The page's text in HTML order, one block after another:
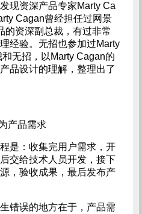
现资深产品专家Marty Ca
Cagan曾经担任过网景
的资深副总裁，有过非常
经验。无招也参加过Marty
无招，以Marty Cagan的
品设计的理解，整理出了
产品需求
是：收集完用户需求，开
交给技术人员开发，接下
，验收成果，最后发布产
错误的地方在于，产品需